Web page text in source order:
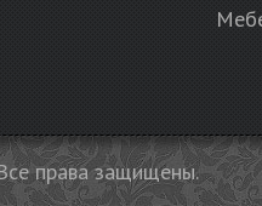
права защищены.